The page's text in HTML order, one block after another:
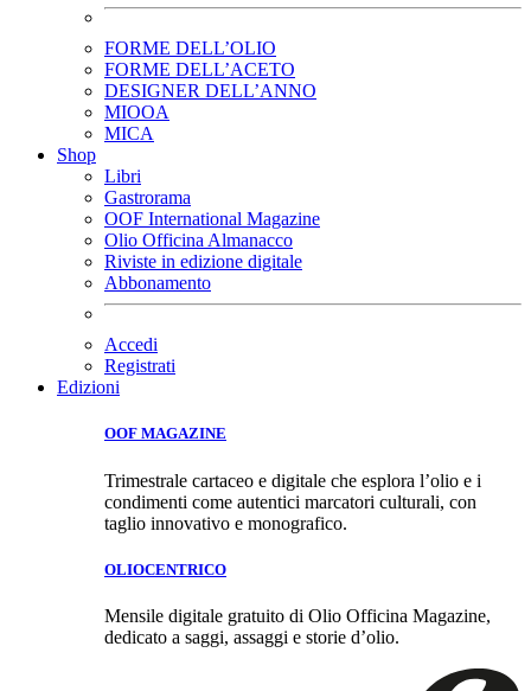
FORME DELL’OLIO
FORME DELL’ACETO
DESIGNER DELL’ANNO
MIOOA
MICA
Shop
Libri
Gastrorama
OOF International Magazine
Olio Officina Almanacco
Riviste in edizione digitale
Abbonamento
Accedi
Registrati
Edizioni
OOF MAGAZINE
Trimestrale cartaceo e digitale che esplora l’olio e i
condimenti come autentici marcatori culturali, con
taglio innovativo e monografico.
OLIOCENTRICO
Mensile digitale gratuito di Olio Officina Magazine,
dedicato a saggi, assaggi e storie d’olio.